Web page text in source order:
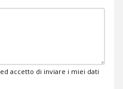
ed accetto di inviare i miei dati